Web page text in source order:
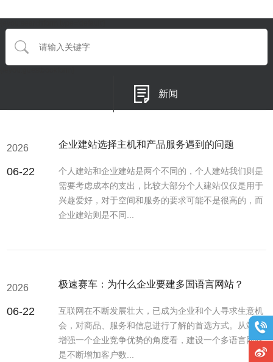
新闻
2026
06-22
企业建站选择主机和产品服务遇到的问题
个人建站和企业建站是两个不同的，个人建站我们则是
需要考虑成本的支出，比较大部分个人建站仅仅是用于
兴趣爱好，对于空间和服务的要求可能不是很高的，而
企业建站则是不同...
2026
06-22
极速赛车：为什么企业要建多国语言网站？
互联网在不断发展壮大，已成为企业和个人寻求生意机
会，对商品、服务和信息进行了解的首选方式。从站在
增强一个企业竞争优势的角度看，建设一个多语言网站
是不断增加客户数...